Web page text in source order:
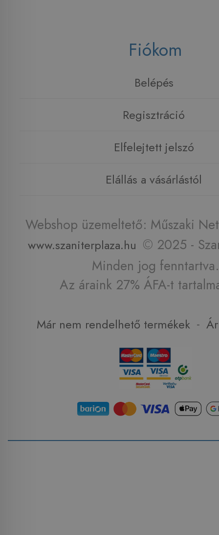
Fiókom
Belépés
Regisztráció
Elfelejtett jelszó
Elállás a vásárlástól
Webshop üzemeltető: Műszaki
www.szaniterplaza.hu © 2025 -
Minden jog fenntartva.
Az áraink 27% ÁFA-t
Már nem rendelhető termékek -